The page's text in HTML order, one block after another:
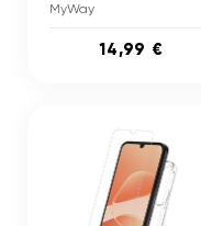
MyWay
14,99 €